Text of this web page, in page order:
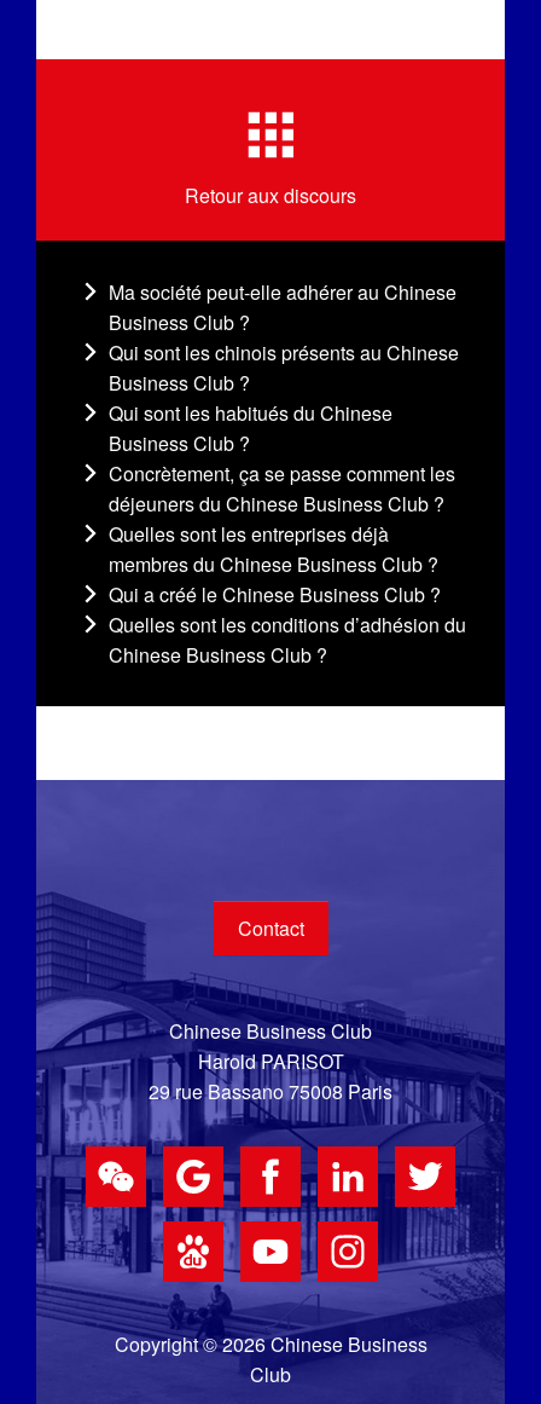
Retour aux discours
Ma société peut-elle adhérer au Chinese
Business Club ?
Qui sont les chinois présents au Chinese
Business Club ?
Qui sont les habitués du Chinese
Business Club ?
Concrètement, ça se passe comment les
déjeuners du Chinese Business Club ?
Quelles sont les entreprises déjà
membres du Chinese Business Club ?
Qui a créé le Chinese Business Club ?
Quelles sont les conditions d’adhésion du
Chinese Business Club ?
Contact
Chinese Business Club
Harold PARISOT
29 rue Bassano 75008 Paris
Copyright © 2026 Chinese Business
Club